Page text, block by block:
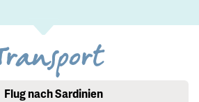
Flug nach Sardinien